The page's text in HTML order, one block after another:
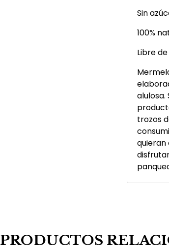
Sin
100%
Libre
trozos
quieran
PRODUCTOS